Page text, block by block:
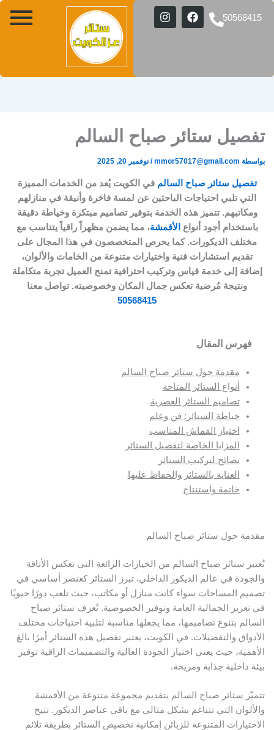
50568415
F
o
I
r
ستائر صباح السالم
mmor57017@gmail.com
/نوفمبر 20, 2025
تفصيل ستائر صباح السالمفي الكويت يُعد من الخدمات المميزة
التي تلبي احتياجات الباحثين عن لمسة فاخرة وأنيقة في منازلهم
ومكاتبهم. تتميز هذه الخدمة بتوفير تصاميم مبتكرة وخياطة دقيقة
باستخدام أجود أنواعالأقمشة، مما يضمن مظهراً راقياً يتناسب مع
مختلف الديكورات. كما يحرص المتخصصون في هذا المجال على
تقديم استشارات فنية واختيارات متنوعة من الخامات والألوان،
إضافة إلى خدمة قياس وتركيب احترافية تمنح العميل تجربة متكاملة
ونتيجة مُرضية تعكس جمال المكان وخصوصيته. تواصل معنا
50568415
فهرس المقال
مقدمة حول ستائر صباح السالم
أنواع الستائر المتاحة
تصاميم الستائر العصرية
خياطة الستائر: فن وعلم
اختيار القماش المناسب
المزايا الخاصة لتفصيل الستائر
نصائح لتركيب الستائر
العناية بالستائر والحفاظ عليها
خاتمة واستنتاج
حول ستائر صباح السالم
ستائر صباح السالم من الخيارات الرائعة التي تعكس الأناقة
في عالم الديكور الداخلي. تبرز الستائر كعنصر أساسي في
المساحات سواء كانت منازل أو مكاتب، حيث تلعب دورًا حيويًا
تعزيز الجمالية العامة وتوفير الخصوصية. تُعرف ستائر صباح
بتنوع تصاميمها، مما يجعلها مناسبة لتلبية احتياجات مختلف
والتفضيلات. في الكويت، يعتبر تفصيل هذه الستائر أمرًا بالغ
حيث يعني اختيار الجودة العالية والتصميمات الراقية توفير
داخلية جذابة ومريحة.
ستائر صباح السالم بتقديم مجموعة متنوعة من الأقمشة
التي تتناغم بشكل مثالي مع باقي عناصر الديكور. تتيح
المتنوعة للزبائن إمكانية تخصيص الستائر بطريقة تلائم
ستائر
ويفي
مودرن
تصميم
ستائر
الكويت
تصميم
ستائر
امريكي
ستائر
دبل
تفصيل
ستائر
مكتب
ستائر
امريكي